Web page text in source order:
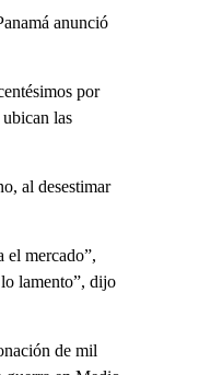
anunció
por
las
al desestimar
el mercado”,
lamento”, dijo
de mil